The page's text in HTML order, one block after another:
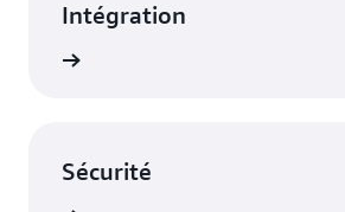
Intégration
Sécurité